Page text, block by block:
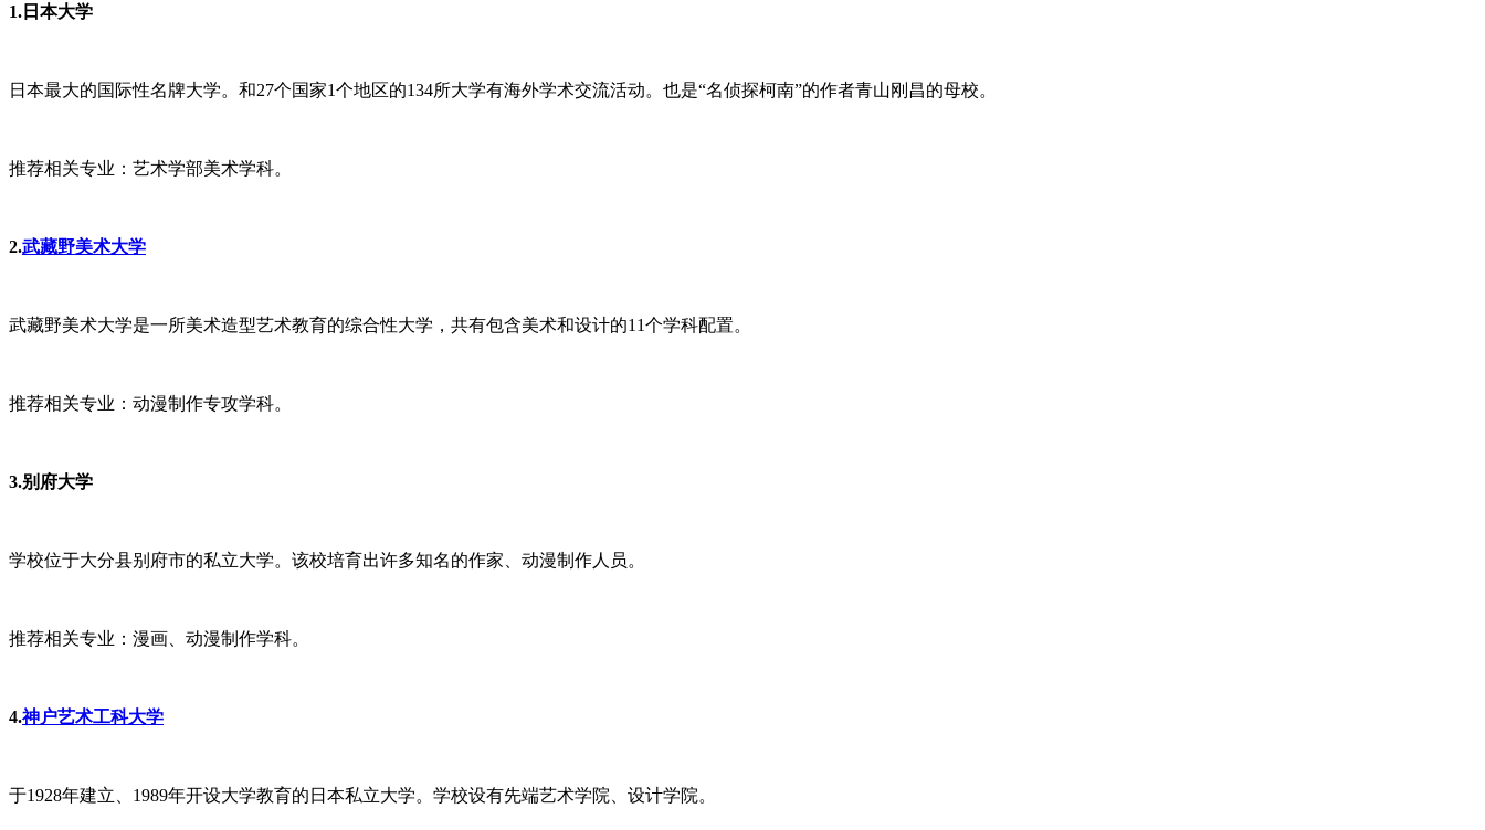
1.日本大学
日本最大的国际性名牌大学。和27个国家1个地区的134所大学有海外学术交流活动。也是“名侦探柯南”的作者青山刚昌的母校。
推荐相关专业：艺术学部美术学科。
2.武藏野美术大学
武藏野美术大学是一所美术造型艺术教育的综合性大学，共有包含美术和设计的11个学科配置。
推荐相关专业：动漫制作专攻学科。
3.别府大学
学校位于大分县别府市的私立大学。该校培育出许多知名的作家、动漫制作人员。
推荐相关专业：漫画、动漫制作学科。
4.神户艺术工科大学
于1928年建立、1989年开设大学教育的日本私立大学。学校设有先端艺术学院、设计学院。